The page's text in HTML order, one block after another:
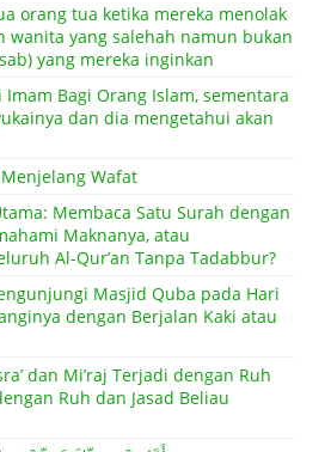
orang tua ketika mereka menolak
wanita yang salehah namun bukan
yang mereka inginkan
Bagi Orang Islam, sementara
dan dia mengetahui akan
Wafat
Membaca Satu Surah dengan
Maknanya, atau
Al-Qur’an Tanpa Tadabbur?
Masjid Quba pada Hari
dengan Berjalan Kaki atau
dan Mi’raj Terjadi dengan Ruh